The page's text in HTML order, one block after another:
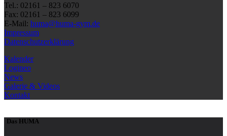
Tel.: 02161 – 823 6070
Fax: 02161 – 823 6099
E-Mail: huma@huma-gym.de
Impressum
Datenschutzerklärung
Kalender
Logineo
News
Galerie & Videos
Kontakt
Das HUMA